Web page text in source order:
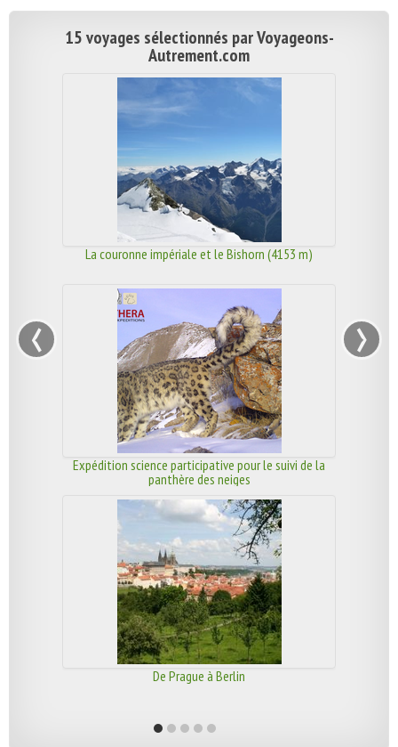
15 voyages sélectionnés par Voyageons-
Autrement.com
La couronne impériale et le Bishorn (4153 m)
Expédition science participative pour le suivi de la
panthère des neiges
De Prague à Berlin
‹ ›